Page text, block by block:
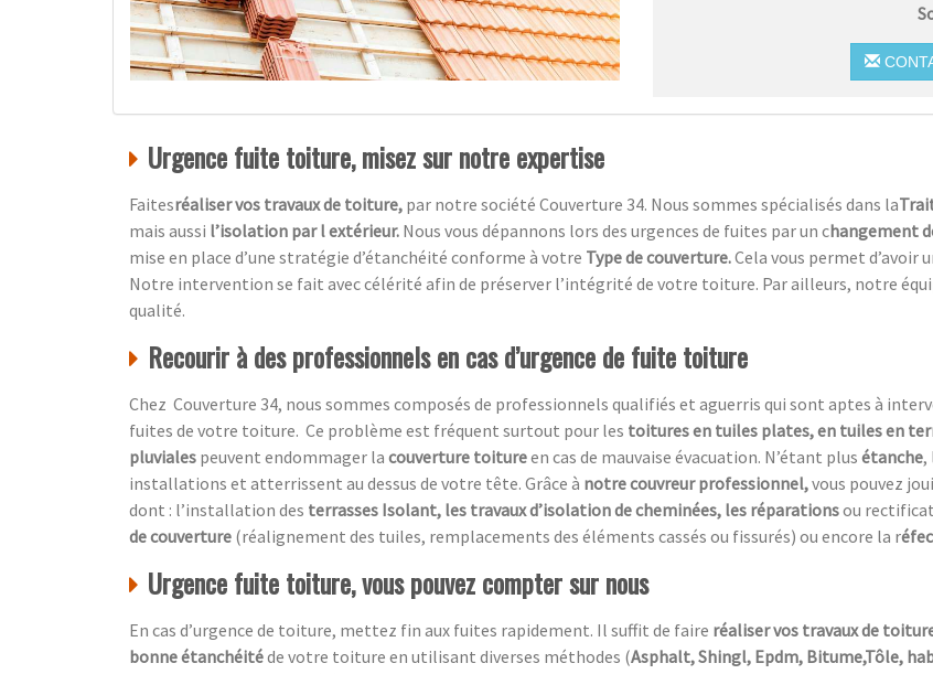
Urgence fuite toiture, misez sur notre expertise
Faitesréaliser vos travaux de toiture, par notre société Couverture 34. Nous sommes spécialisés dans la
mais aussi l’isolation par l extérieur. Nous vous dépannons lors des urgences de fuites par un changement
mise en place d’une stratégie d’étanchéité conforme à votre Type de couverture.Cela vous permet d’avoir
Notre intervention se fait avec célérité afin de préserver l’intégrité de votre toiture. Par ailleurs, notre
qualité.
Recourir à des professionnels en cas d’urgence de fuite toiture
Chez Couverture 34, nous sommes composés de professionnels qualifiés et aguerris qui sont aptes à
fuites de votre toiture. Ce problème est fréquent surtout pour les toitures en tuiles plates, en tuiles en
pluviales peuvent endommager la couverture toitureen cas de mauvaise évacuation. N’étant plus étanche,
installations et atterrissent au dessus de votre tête. Grâce à notre couvreur professionnel,vous pouvez
dont : l’installation des terrasses Isolant, les travaux d’isolation de cheminées, les réparationsou
de couverture (réalignement des tuiles, remplacements des éléments cassés ou fissurés) ou encore la r
Urgence fuite toiture, vous pouvez compter sur nous
En cas d’urgence de toiture, mettez fin aux fuites rapidement. Il suffit de faire réaliser vos travaux de
bonne étanchéitéde votre toiture en utilisant diverses méthodes (Asphalt, Shingl, Epdm, Bitume,Tôle,